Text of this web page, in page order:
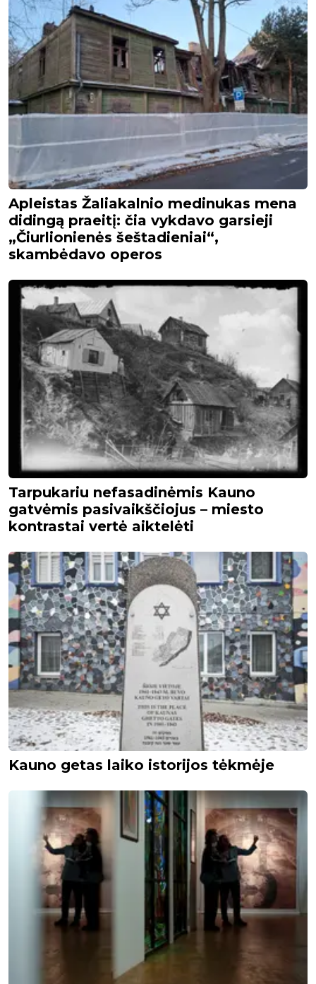
Apleistas Žaliakalnio medinukas mena
didingą praeitį: čia vykdavo garsieji
„Čiurlionienės šeštadieniai“,
skambėdavo operos
Tarpukariu nefasadinėmis Kauno
gatvėmis pasivaikščiojus – miesto
kontrastai vertė aiktelėti
Kauno getas laiko istorijos tėkmėje